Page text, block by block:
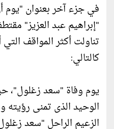
في جزء آخر بعنوان "يوم
"إبراهيم عبد العزيز"
تناولت أكثر المواقف
كالتالي:
يوم وفاة "سعد
الوحيد الذى تمنى
الزعيم الراحل "سعد